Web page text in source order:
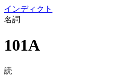
インディクト
名詞
101A
読